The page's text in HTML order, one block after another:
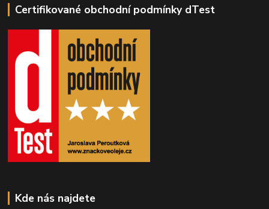
Certifikované obchodní podmínky dTest
Kde nás najdete